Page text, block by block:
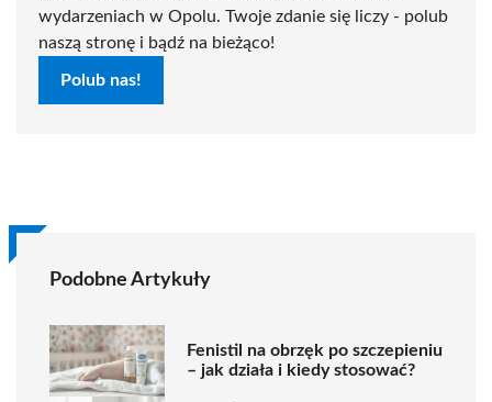
wydarzeniach w Opolu. Twoje zdanie się liczy - polub
naszą stronę i bądź na bieżąco!
Polub nas!
Podobne Artykuły
Fenistil na obrzęk po szczepieniu
– jak działa i kiedy stosować?